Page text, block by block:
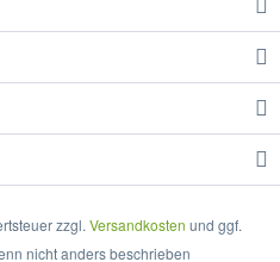
zzgl. Versandkosten und ggf.
nicht anders beschrieben